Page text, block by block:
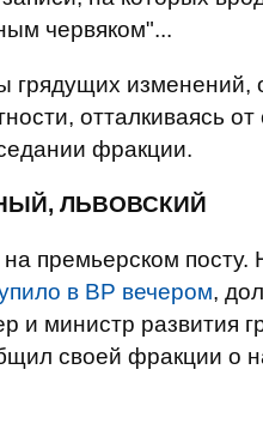
червяком"...
грядущих изменений,
отталкиваясь от
фракции.
ЛЬВОВСКИЙ
премьерском
в ВР вечером,
и министр развития
своей фракции о